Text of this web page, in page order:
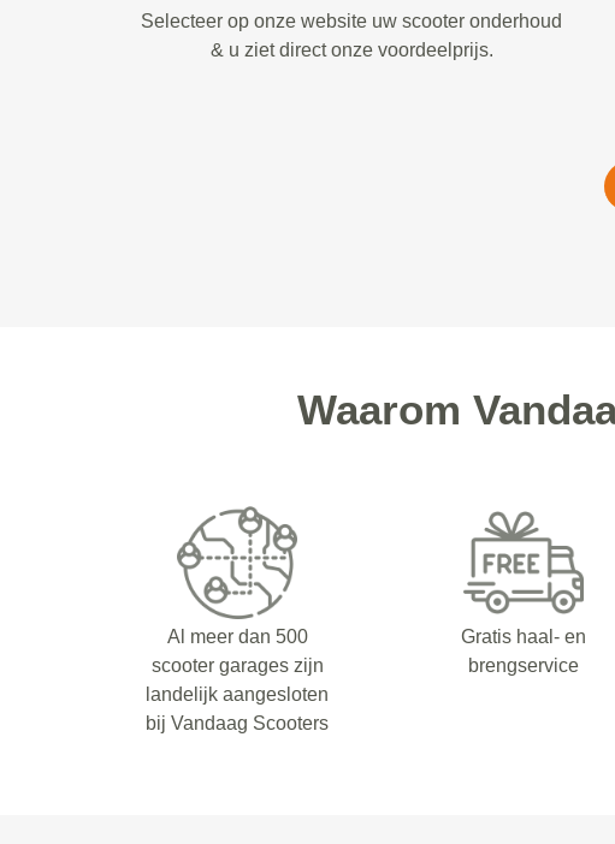
Selecteer op onze website uw scooter onderhoud
& u ziet direct onze voordeelprijs.
Waarom
Al meer dan 500
scooter garages zijn
landelijk aangesloten
bij Vandaag Scooters
Gratis haal- en
brengservice